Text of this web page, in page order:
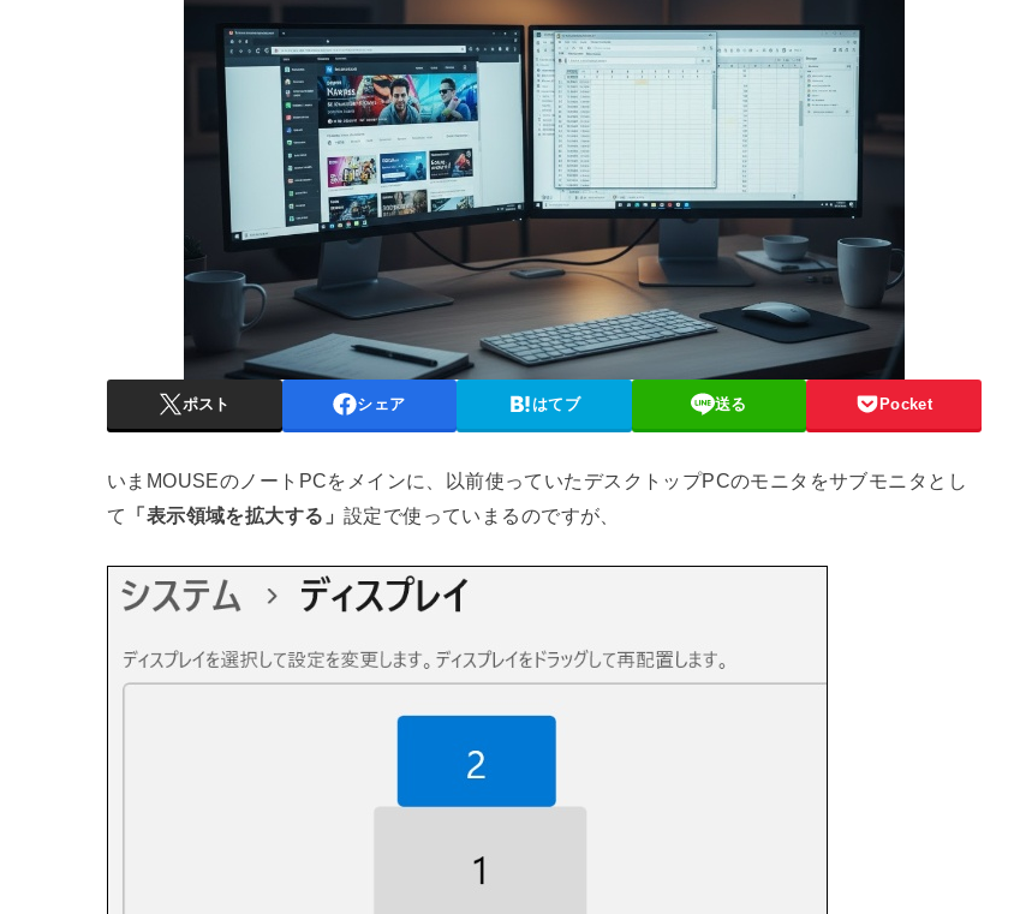
ポスト シェア はてブ 送る Pocket
いまMOUSEのノートPCをメインに、以前使っていたデスクトップPCのモニタをサブモニタとし
て
「表示領域を拡大する」 設定で使っていまるのですが、